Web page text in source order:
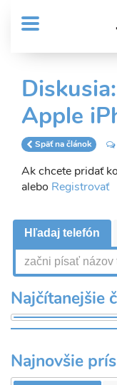
obsah
MENU
Sub
Header
menu
User
account
menu
Apple
Späť na článok
Ak chcete pridať
alebo Registrovať
Hľadaj telefón
Najčítanejšie
Najnovšie